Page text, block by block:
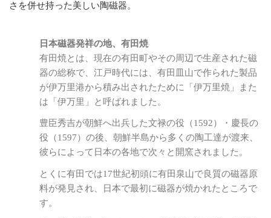
さを併せ持った美しい陶磁器。
日本磁器発祥の地、有田焼
有田焼とは、現在の有田町やその周辺で生産された磁
器の総称で、江戸時代には、有田皿山で作られた製品
が伊万里港から積み出されたために「伊万里焼」また
は「伊万里」と呼ばれました。
豊臣秀吉が朝鮮へ出兵した文禄の役（1592）・慶長の
役（1597）の後、朝鮮半島から多くの陶工達が渡来、
彼らによって日本の各地で次々と開窯されました。
とくに有田では17世紀初頭に有田泉山で良質の磁器原
料が発見され、日本で最初に磁器が焼かれたところで
す。